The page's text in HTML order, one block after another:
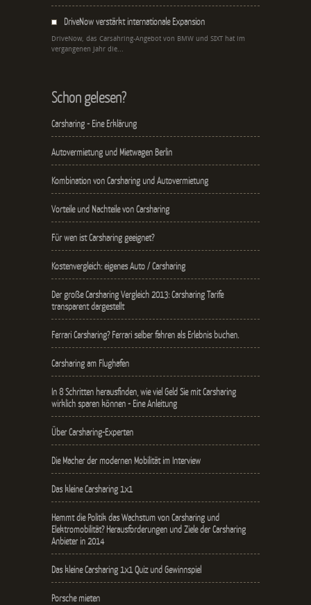
DriveNow verstärkt internationale Expansion
DriveNow, das Carsahring-Angebot von BMW und SIXT hat im
vergangenen Jahr die...
Schon gelesen?
Carsharing - Eine Erklärung
Autovermietung und Mietwagen Berlin
Kombination von Carsharing und Autovermietung
Vorteile und Nachteile von Carsharing
Für wen ist Carsharing geeignet?
Kostenvergleich: eigenes Auto / Carsharing
Der große Carsharing Vergleich 2013: Carsharing Tarife
transparent dargestellt
Ferrari Carsharing? Ferrari selber fahren als Erlebnis buchen.
Carsharing am Flughafen
In 8 Schritten herausfinden, wie viel Geld Sie mit Carsharing
wirklich sparen können - Eine Anleitung
Über Carsharing-Experten
Die Macher der modernen Mobilität im Interview
Das kleine Carsharing 1x1
Hemmt die Politik das Wachstum von Carsharing und
Elektromobilität? Herausforderungen und Ziele der Carsharing
Anbieter in 2014
Das kleine Carsharing 1x1 Quiz und Gewinnspiel
Porsche mieten